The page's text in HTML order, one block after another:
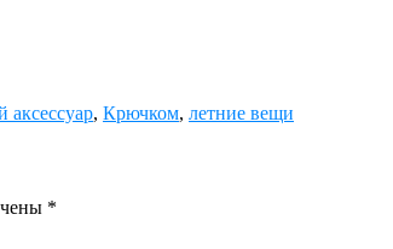
аксессуар, Крючком, летние вещи
*